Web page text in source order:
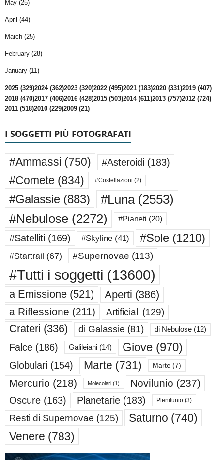
May (25)
April (44)
March (25)
February (28)
January (11)
2025 (329)2024 (362)2023 (320)2022 (495)2021 (183)2020 (331)2019 (407)
2018 (470)2017 (406)2016 (428)2015 (503)2014 (611)2013 (757)2012 (724)
2011 (518)2010 (229)2009 (21)
I SOGGETTI PIÙ FOTOGRAFATI
#Ammassi (750) #Asteroidi (183)
#Comete (834) #Costellazioni (2)
#Galassie (883) #Luna(2553)
#Nebulose (2272) #Pianeti (20)
#Satelliti (169) #Skyline (41) #Sole (1210)
#Startrail (67) #Supernovae (113)
#Tutti i soggetti (13600)
a Emissione (521) Aperti (386)
a Riflessione (211) Artificiali (129)
Crateri (336) di Galassie (81) di Nebulose (12)
Falce (186) Galileiani (14) Giove (970)
Globulari (154) Marte (731) Marte (7)
Mercurio (218) Molecolari (1) Novilunio (237)
Oscure (163) Planetarie (183) Plenilunio (3)
Resti di Supernovae (125) Saturno (740)
Venere (783)